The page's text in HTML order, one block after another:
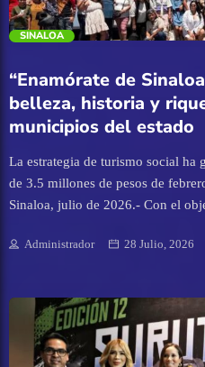
Eventos
Guamúchil
Guasave
Internacional
Mazatlán
Mocorito
SINALOA
“Enamórate de
belleza, historia y
municipios del estado
La estrategia de turismo social ha
de 3.5 millones de pesos de
Sinaloa, julio de 2026.- Con el
el programa "Enamórate de
Mireya Sosa Osuna, secretaria
total de 2 mil 732 pasajeros han
minuciosamente de norte a sur
Administrador 28 Julio, 2026